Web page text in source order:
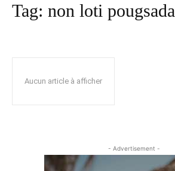
Tag: non loti pougsada
Aucun article à afficher
- Advertisement -